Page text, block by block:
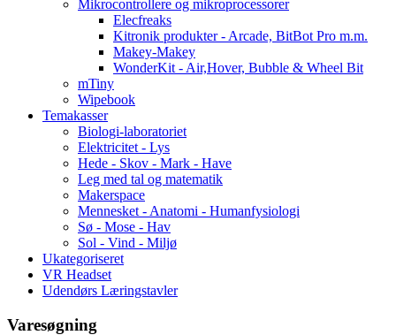
Mikrocontrollere og mikroprocessorer
Elecfreaks
Kitronik produkter - Arcade, BitBot Pro m.m.
Makey-Makey
WonderKit - Air,Hover, Bubble & Wheel Bit
mTiny
Wipebook
Temakasser
Biologi-laboratoriet
Elektricitet - Lys
Hede - Skov - Mark - Have
Leg med tal og matematik
Makerspace
Mennesket - Anatomi - Humanfysiologi
Sø - Mose - Hav
Sol - Vind - Miljø
Ukategoriseret
VR Headset
Udendørs Læringstavler
Varesøgning